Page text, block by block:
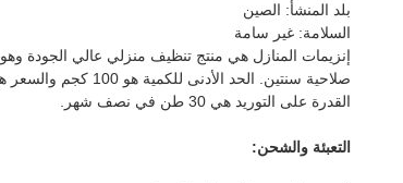
بلد المنشأ: الصين
السلامة: غير سامة
القدرة على التوريد هي 30 طن في نصف شهر.
التعبئة والشحن: